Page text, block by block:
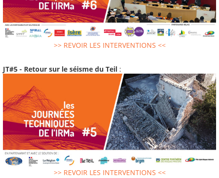
>> REVOIR LES INTERVENTIONS <<
JT#5 - Retour sur le séisme du Teil :
>> REVOIR LES INTERVENTIONS <<